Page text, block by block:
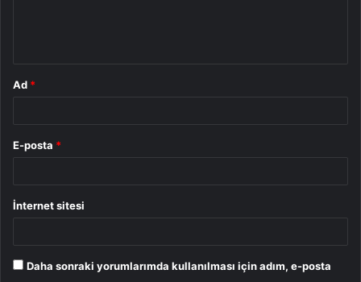
Ad *
E-posta *
İnternet sitesi
Daha sonraki yorumlarımda kullanılması için adım, e-posta